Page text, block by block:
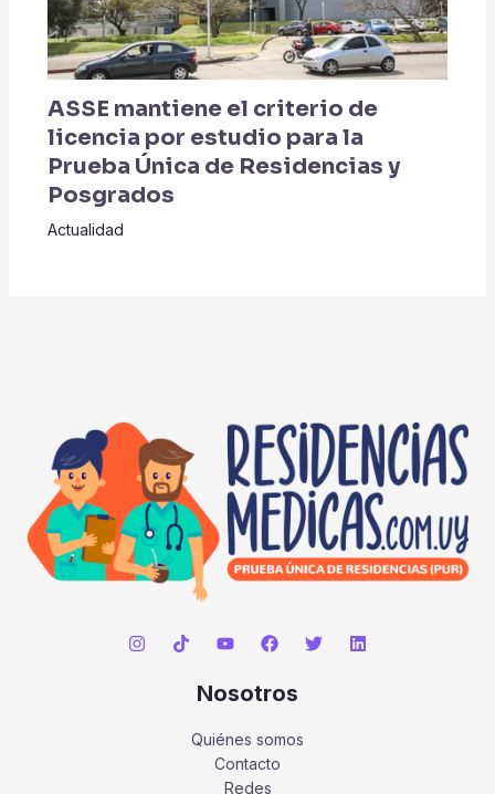
ASSE mantiene el criterio de
licencia por estudio para la
Prueba Única de Residencias y
Posgrados
Actualidad
Nosotros
Quiénes somos
Contacto
Redes